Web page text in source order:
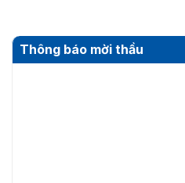
Thông báo mời thầu